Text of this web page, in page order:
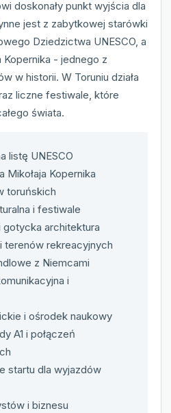
doskonały punkt wyjścia dla
jest z zabytkowej starówki
Dziedzictwa UNESCO, a
Kopernika - jednego z
w historii. W Toruniu działa
liczne festiwale, które
świata.
listę UNESCO
Mikołaja Kopernika
toruńskich
i festiwale
gotycka architektura
terenów rekreacyjnych
z Niemcami
i
i ośrodek naukowy
A1 i połączeń
startu dla wyjazdów
i biznesu